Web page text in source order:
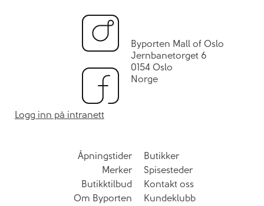
Byporten Mall of Oslo
Jernbanetorget 6
0154 Oslo
Norge
Logg inn på intranett
Åpningstider
Butikker
Merker
Spisesteder
Butikktilbud
Kontakt oss
Om Byporten
Kundeklubb